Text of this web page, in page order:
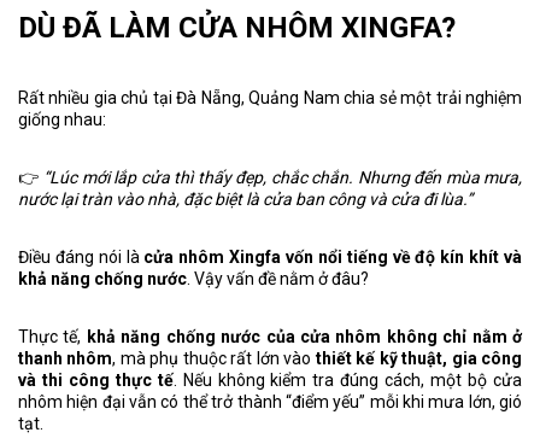
DÙ ĐÃ LÀM CỬA NHÔM XINGFA?
Rất nhiều gia chủ tại Đà Nẵng, Quảng Nam chia sẻ một trải nghiệm
giống nhau:
👉 “Lúc mới lắp cửa thì thấy đẹp, chắc chắn. Nhưng đến mùa mưa,
nước lại tràn vào nhà, đặc biệt là cửa ban công và cửa đi lùa.”
Điều đáng nói là cửa nhôm Xingfa vốn nổi tiếng về độ kín khít và
khả năng chống nước . Vậy vấn đề nằm ở đâu?
Thực tế, khả năng chống nước của cửa nhôm không chỉ nằm ở
thanh nhôm, mà phụ thuộc rất lớn vào thiết kế kỹ thuật, gia công
và thi công thực tế. Nếu không kiểm tra đúng cách, một bộ cửa
nhôm hiện đại vẫn có thể trở thành “điểm yếu” mỗi khi mưa lớn, gió
tạt.